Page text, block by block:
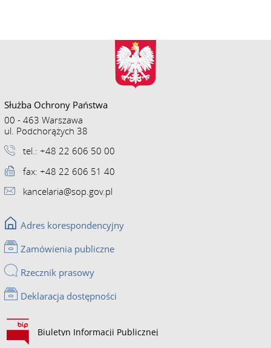
Służba Ochrony Państwa
00 - 463 Warszawa
ul. Podchorążych 38
tel.: +48 22 606 50 00
fax: +48 22 606 51 40
kancelaria@sop.gov.pl
Adres korespondencyjny
Zamówienia publiczne
Rzecznik prasowy
Deklaracja dostępności
Biuletyn Informacji Publicznej